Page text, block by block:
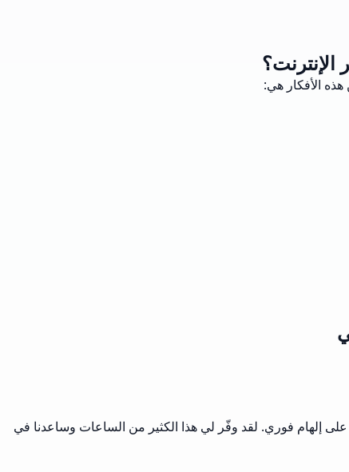
الإنترنت؟
الأفكار هي:
إلهام فوري. لقد وفّر لي هذا الكثير من الساعات وساعدنا في